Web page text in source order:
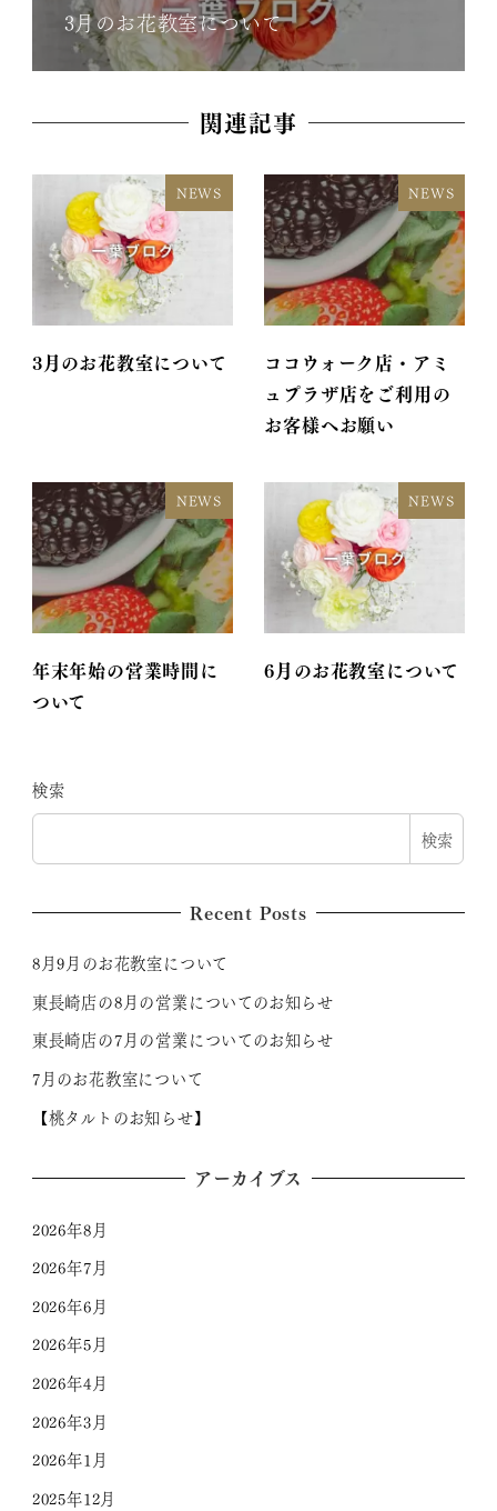
3月のお花教室について
関連記事
NEWS
3月のお花教室について
NEWS
ココウォーク店・アミ
ュプラザ店をご利用の
お客様へお願い
NEWS
年末年始の営業時間に
ついて
NEWS
6月のお花教室について
検索
検索
Recent Posts
8月9月のお花教室について
東長崎店の8月の営業についてのお知らせ
東長崎店の7月の営業についてのお知らせ
7月のお花教室について
【桃タルトのお知らせ】
アーカイブス
2026年8月
2026年7月
2026年6月
2026年5月
2026年4月
2026年3月
2026年1月
2025年12月